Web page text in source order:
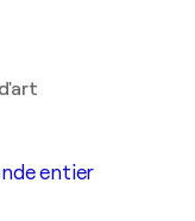
entier